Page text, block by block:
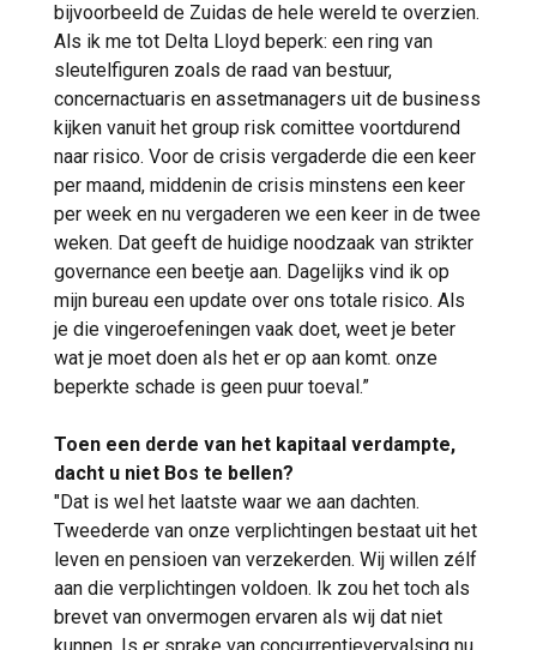
bijvoorbeeld de Zuidas de hele wereld te overzien.
Als ik me tot Delta Lloyd beperk: een ring van
sleutelfiguren zoals de raad van bestuur,
concernactuaris en assetmanagers uit de business
kijken vanuit het group risk comittee voortdurend
naar risico. Voor de crisis vergaderde die een keer
per maand, middenin de crisis minstens een keer
per week en nu vergaderen we een keer in de twee
weken. Dat geeft de huidige noodzaak van strikter
governance een beetje aan. Dagelijks vind ik op
mijn bureau een update over ons totale risico. Als
je die vingeroefeningen vaak doet, weet je beter
wat je moet doen als het er op aan komt. onze
beperkte schade is geen puur toeval.”
Toen een derde van het kapitaal verdampte,
dacht u niet Bos te bellen?
"Dat is wel het laatste waar we aan dachten.
Tweederde van onze verplichtingen bestaat uit het
leven en pensioen van verzekerden. Wij willen zélf
aan die verplichtingen voldoen. Ik zou het toch als
brevet van onvermogen ervaren als wij dat niet